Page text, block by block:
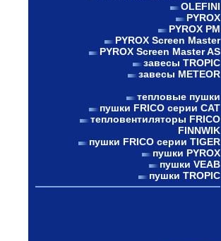
OLEFINI
PYROX
PYROX PM
PYROX Screen Master
PYROX Screen Master AS
завесы TROPIC
завесы METEOR
тепловые пушки
пушки FRICO серии CAT
тепловентиляторы FRICO
FINNWIK
пушки FRICO серии TIGER
пушки PYROX
пушки VEAB
пушки TROPIC